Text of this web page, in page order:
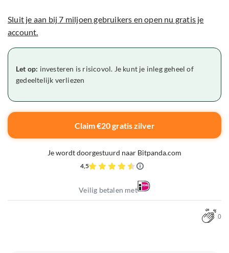
Sluit je aan bij 7 miljoen gebruikers en open nu gratis je
account.
Let op: investeren is risicovol. Je kunt je inleg geheel of
gedeeltelijk verliezen
Claim €20 gratis zilver
Je wordt doorgestuurd naar Bitpanda.com
4,5
Veilig betalen met
0